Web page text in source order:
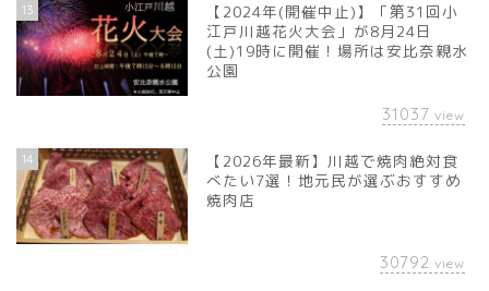
13
【2024年(開催中止)】「第31回小
江戸川越花火大会」が8月24日
(土)19時に開催！場所は安比奈親水
公園
31037 view
14
【2026年最新】川越で焼肉絶対食
べたい7選！地元民が選ぶおすすめ
焼肉店
30792 view